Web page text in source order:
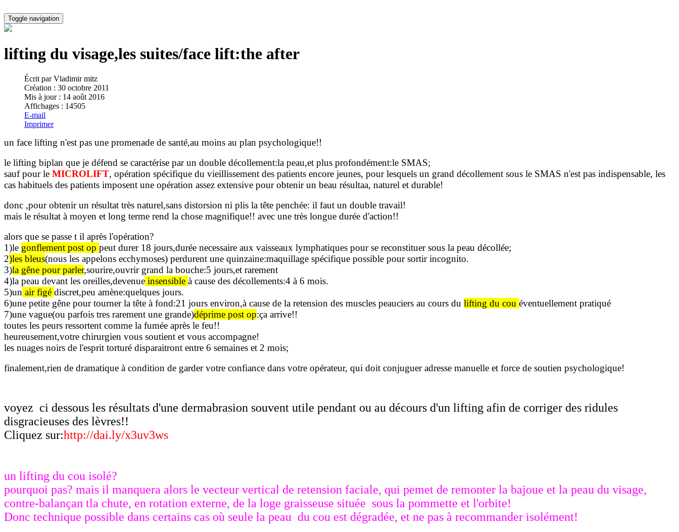
Toggle navigation
lifting du visage,les suites/face lift:the after
Écrit parVladimir mitz
Création : 30 octobre 2011
Mis à jour : 14 août 2016
Affichages : 14505
E-mail
Imprimer
un face lifting n'est pas une promenade de santé,au moins au plan psychologique!!
le lifting biplan que je défend se caractérise par un double décollement:la peau,et plus profondément:le SMAS;
sauf pour le MICROLIFT, opération spécifique du vieillissement des patients encore jeunes, pour lesquels un grand décollement sous le SMAS n'est pas indispensable, les
cas habituels des patients imposent une opération assez extensive pour obtenir un beau résultaa, naturel et durable!
donc ,pour obtenir un résultat très naturel,sans distorsion ni plis la tête penchée: il faut un double travail!
mais le résultat à moyen et long terme rend la chose magnifique!! avec une très longue durée d'action!!
alors que se passe t il après l'opération?
1)le gonflement post op peut durer 18 jours,durée necessaire aux vaisseaux lymphatiques pour se reconstituer sous la peau décollée;
2)les bleus(nous les appelons ecchymoses) perdurent une quinzaine:maquillage spécifique possible pour sortir incognito.
3)la gêne pour parler,sourire,ouvrir grand la bouche:5 jours,et rarement
4)la peau devant les oreilles,devenue insensible à cause des décollements:4 à 6 mois.
5)un air figé discret,peu amène:quelques jours.
6)une petite gêne pour tourner la tête à fond:21 jours environ,à cause de la retension des muscles peauciers au cours du lifting du cou éventuellement pratiqué
7)une vague(ou parfois tres rarement une grande)déprime post op:ça arrive!!
toutes les peurs ressortent comme la fumée après le feu!!
heureusement,votre chirurgien vous soutient et vous accompagne!
les nuages noirs de l'esprit torturé disparaitront entre 6 semaines et 2 mois;
finalement,rien de dramatique à condition de garder votre confiance dans votre opérateur, qui doit conjuguer adresse manuelle et force de soutien psychologique!
voyez ci dessous les résultats d'une dermabrasion souvent utile pendant ou au décours d'un lifting afin de corriger des ridules
disgracieuses des lèvres!!
Cliquez sur:http://dai.ly/x3uv3ws
un lifting du cou isolé?
pourquoi pas? mais il manquera alors le vecteur vertical de retension faciale, qui pemet de remonter la bajoue et la peau du visage,
contre-balançan tla chute, en rotation externe, de la loge graisseuse située sous la pommette et l'orbite!
Donc technique possible dans certains cas où seule la peau du cou est dégradée, et ne pas à recommander isolément!